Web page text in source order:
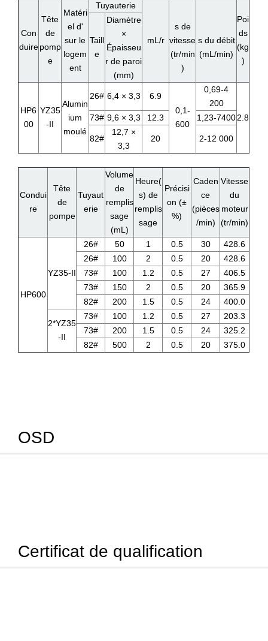
Con
duire
Tête
de
pomp
e
Matéri
el d'
sur le
logem
ent
Tuyauterie
mL/r
s de
vitesse
(tr/min
)
s du débit
(mL/min)
Poi
ds
(kg
)
Taill
e
Diamètre
×
Épaisseu
r de paroi
(mm)
HP6
00
YZ35
-II
Alumin
ium
moulé
26# 6,4 × 3,3
6.9
0,1-
600
0,69-4
200
2.8
73# 9,6 × 3,3 12.3 1,23-7400
82#
12,7 ×
3,3
20 2-12 000
Condui
re
Tête
de
pompe
Tuyaut
erie
Volume
de
remplis
sage
(mL)
Heure(
s) de
remplis
sage
Précisi
on (±
%)
Caden
ce
(pièces
/min)
Vitesse
du
moteur
(tr/min)
HP600
YZ35-II
26# 50 1 0.5 30
428.6
26#
100 2 0.5 20
428.6
73#
100 1.2 0.5 27
406.5
73#
150 2 0.5 20
365.9
82#
200 1.5 0.5 24 400.0
2*YZ35
-II
73# 100 1.2 0.5 27
203.3
73#
200 1.5 0.5 24
325.2
82#
500 2 0.5 20 375.0
OSD
Certificat de qualification